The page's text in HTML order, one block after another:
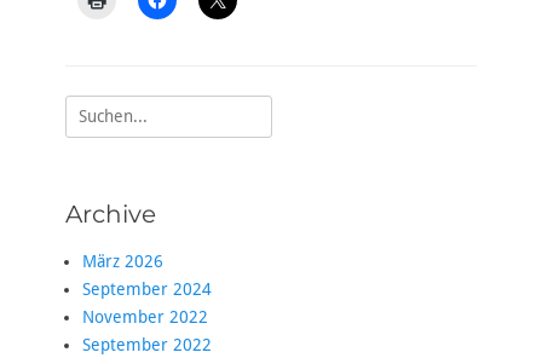
Suche
nach:
Archive
März 2026
September 2024
November 2022
September 2022